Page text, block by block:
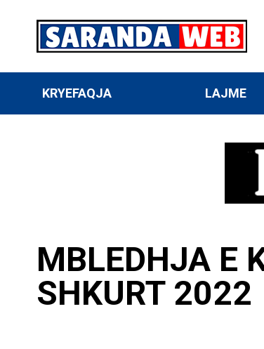
KRYEFAQJA LAJME
MBLEDHJA E
SHKURT 2022